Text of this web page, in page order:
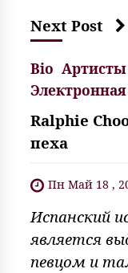
Next Post
Bio
Ralphie
пеха
Пн Май 18 ,
Испанский
является
певцом и